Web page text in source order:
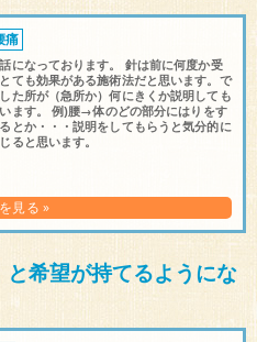
痛
になっております。 針は前に何度か受
ても効果がある施術法だと思います。で
た所が（急所か）何にきくか説明しても
ます。 例)腰→体のどの部分にはりをす
とか・・・説明をしてもらうと気分的に
ると思います。
見る »
と希望が持てるようにな